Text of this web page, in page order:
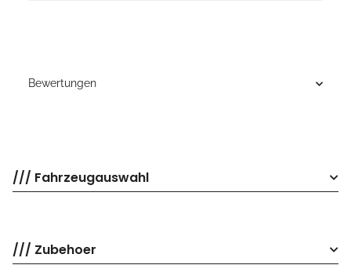
Bewertungen
/// Fahrzeugauswahl
/// Zubehoer